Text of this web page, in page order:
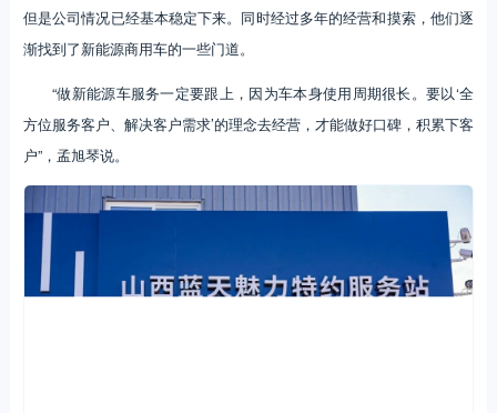
但是公司情况已经基本稳定下来。同时经过多年的经营和摸索，他们逐
渐找到了新能源商用车的一些门道。
“做新能源车服务一定要跟上，因为车本身使用周期很长。要以‘全
方位服务客户、解决客户需求’的理念去经营，才能做好口碑，积累下客
户”，孟旭琴说。